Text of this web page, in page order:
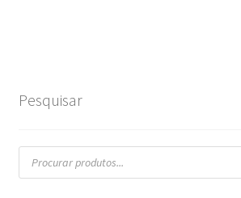
Pesquisar
Pesquisar
produtos